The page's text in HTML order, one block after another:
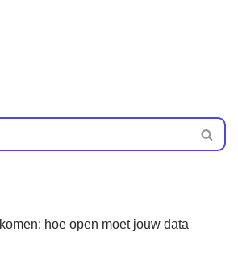
hoe open moet jouw data